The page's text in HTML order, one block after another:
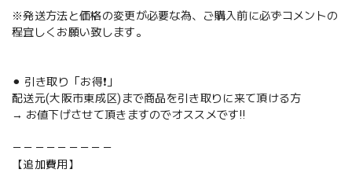
※発送方法と価格の変更が必要な為、ご購入前に必ずコメントの
程宜しくお願い致します。
⚫︎ 引き取り「お得❗️」
配送元(大阪市東成区)まで商品を引き取りに来て頂ける方
→ お値下げさせて頂きますのでオススメです‼️
－－－－－－－－－
【追加費用】